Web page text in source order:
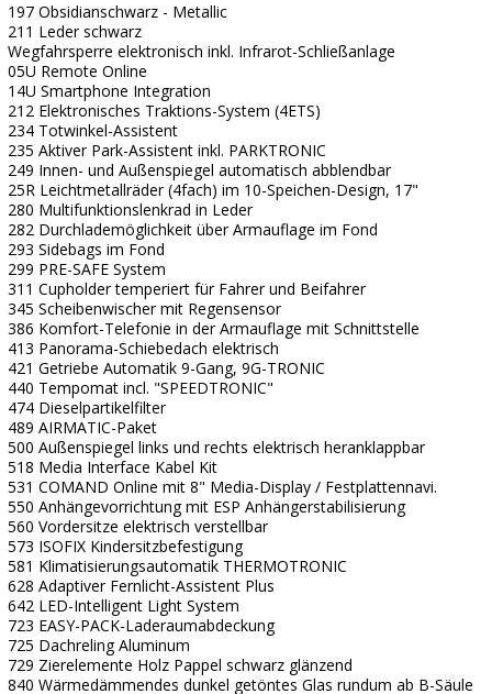
197 Obsidianschwarz - Metallic
211 Leder schwarz
Wegfahrsperre elektronisch inkl. Infrarot-Schließanlage
05U Remote Online
14U Smartphone Integration
212 Elektronisches Traktions-System (4ETS)
234 Totwinkel-Assistent
235 Aktiver Park-Assistent inkl. PARKTRONIC
249 Innen- und Außenspiegel automatisch abblendbar
25R Leichtmetallräder (4fach) im 10-Speichen-Design, 17"
280 Multifunktionslenkrad in Leder
282 Durchlademöglichkeit über Armauflage im Fond
293 Sidebags im Fond
299 PRE-SAFE System
311 Cupholder temperiert für Fahrer und Beifahrer
345 Scheibenwischer mit Regensensor
386 Komfort-Telefonie in der Armauflage mit Schnittstelle
413 Panorama-Schiebedach elektrisch
421 Getriebe Automatik 9-Gang, 9G-TRONIC
440 Tempomat incl. "SPEEDTRONIC"
474 Dieselpartikelfilter
489 AIRMATIC-Paket
500 Außenspiegel links und rechts elektrisch heranklappbar
518 Media Interface Kabel Kit
531 COMAND Online mit 8" Media-Display / Festplattennavi.
550 Anhängevorrichtung mit ESP Anhängerstabilisierung
560 Vordersitze elektrisch verstellbar
573 ISOFIX Kindersitzbefestigung
581 Klimatisierungsautomatik THERMOTRONIC
628 Adaptiver Fernlicht-Assistent Plus
642 LED-Intelligent Light System
723 EASY-PACK-Laderaumabdeckung
725 Dachreling Aluminum
729 Zierelemente Holz Pappel schwarz glänzend
840 Wärmedämmendes dunkel getöntes Glas rundum ab B-Säule